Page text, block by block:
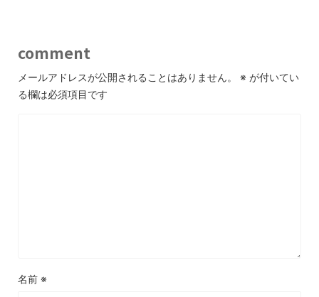
comment
メールアドレスが公開されることはありません。 ※ が付いてい
る欄は必須項目です
名前 ※